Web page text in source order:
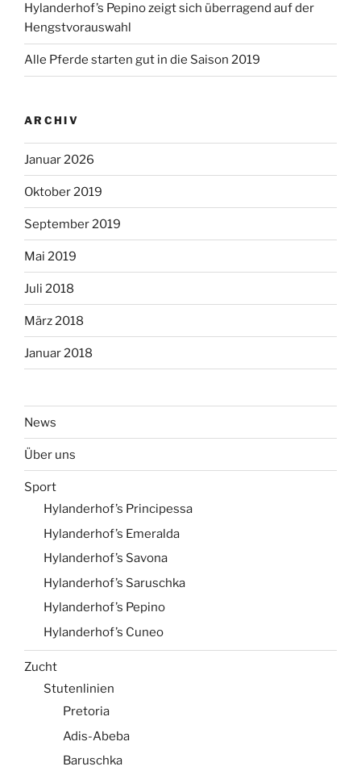
Hylanderhof’s Pepino zeigt sich überragend auf der
Hengstvorauswahl
Alle Pferde starten gut in die Saison 2019
ARCHIV
Januar 2026
Oktober 2019
September 2019
Mai 2019
Juli 2018
März 2018
Januar 2018
News
Über uns
Sport
Hylanderhof’s Principessa
Hylanderhof’s Emeralda
Hylanderhof’s Savona
Hylanderhof’s Saruschka
Hylanderhof’s Pepino
Hylanderhof’s Cuneo
Zucht
Stutenlinien
Pretoria
Adis-Abeba
Baruschka